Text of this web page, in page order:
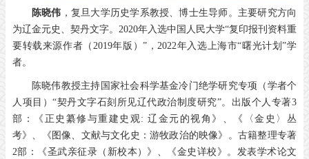
陈晓伟 ，复旦大学历史学系教授、博士生导师。主要研究方向
为辽金元史、契丹文字。2020年入选中国人民大学“复印报刊资料重
要转载来源作者（2019年版）”，2022年入选上海市“曙光计划”学
者。
陈晓伟教授主持国家社会科学基金冷门绝学研究专项（学者个
人项目）“契丹文字石刻所见辽代政治制度研究”。出版个人专著3
部：《正史纂修与重建史观: 辽金元的视角》、《〈金史〉丛
考》、《图像、文献与文化史：游牧政治的映像》。古籍整理专著
2部：《圣武亲征录（新校本）》、《金史详校》。发表学术论文